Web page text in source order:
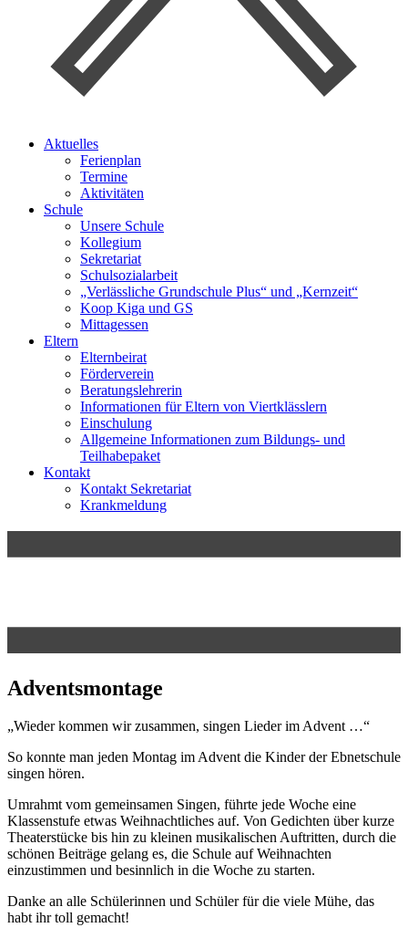
Aktuelles
Ferienplan
Termine
Aktivitäten
Schule
Unsere Schule
Kollegium
Sekretariat
Schulsozialarbeit
„Verlässliche Grundschule Plus“ und „Kernzeit“
Koop Kiga und GS
Mittagessen
Eltern
Elternbeirat
Förderverein
Beratungslehrerin
Informationen für Eltern von Viertklässlern
Einschulung
Allgemeine Informationen zum Bildungs- und
Teilhabepaket
Kontakt
Kontakt Sekretariat
Krankmeldung
Advents­montage
„Wieder kommen wir zusammen, singen Lieder im Advent …“
So konnte man jeden Montag im Advent die Kinder der Ebnetschule
singen hören.
Umrahmt vom gemeinsamen Singen, führte jede Woche eine
Klassenstufe etwas Weihnachtliches auf. Von Gedichten über kurze
Theaterstücke bis hin zu kleinen musikalischen Auftritten, durch die
schönen Beiträge gelang es, die Schule auf Weihnachten
einzustimmen und besinnlich in die Woche zu starten.
Danke an alle Schülerinnen und Schüler für die viele Mühe, das
habt ihr toll gemacht!